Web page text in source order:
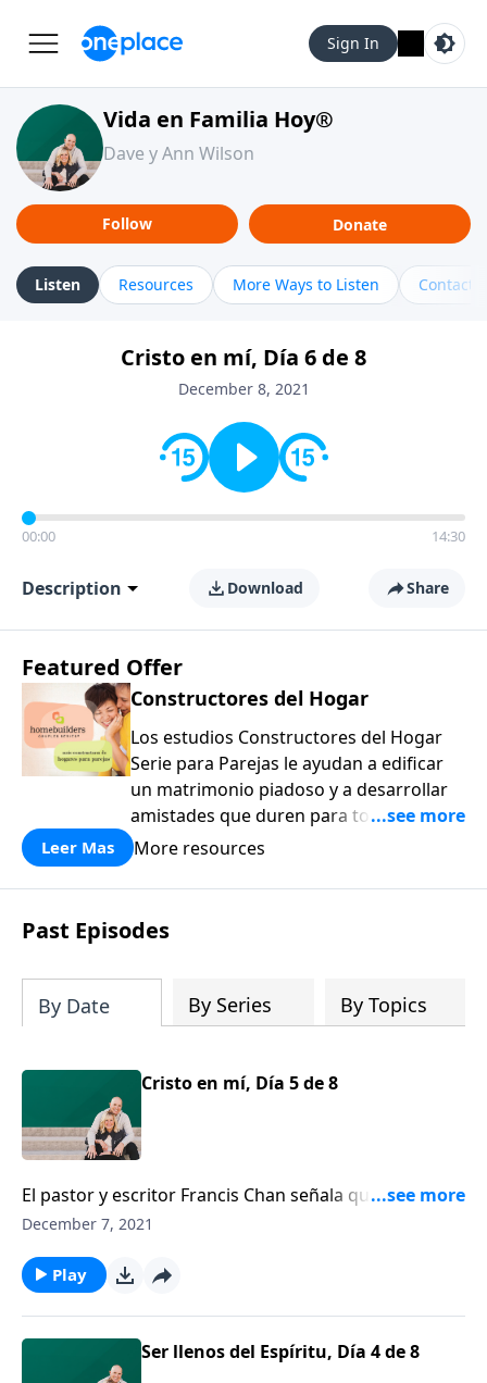
Sign In
Vida en Familia Hoy®
Dave y Ann Wilson
Follow Donate
Listen Resources More Ways to Listen Contact
Cristo en mí, Día 6 de 8
December 8, 2021
00:00 14:30
Description Download Share
Featured Offer
Constructores del Hogar
Los estudios Constructores del Hogar
Serie para Parejas le ayudan a edificar
un matrimonio piadoso y a desarrollar
amistades que duren para toda la vida.
¡Únase a uno de los estudios de grupos
a casa los principios de la Palabra de
Dios para compartirlos con su familia,
su iglesia y su comunidad!
Leer Mas More resources
Past Episodes
By Date By Series By Topics
Cristo en mí, Día 5 de 8
El pastor y escritor Francis Chan señala que, si sus
hijos son cristianos, si realmente conocen a Jesús y el
December 7, 2021
Play
Ser llenos del Espíritu, Día 4 de 8